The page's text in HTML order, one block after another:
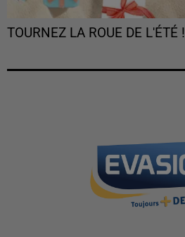
TOURNEZ LA ROUE DE L'ÉTÉ !